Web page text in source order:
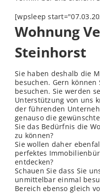
[wpsleep
Wohnung
Steinhorst
Sie haben deshalb die
besuchen. Gern
besuchen. Sie werden
Unterstützung von uns
der führenden
genauso die
Sie das Bedürfnis die
zu können?
Sie wollen daher
perfektes
entdecken?
Schauen Sie dass Sie
unmittelbar einmal
Bereich ebenso gleich